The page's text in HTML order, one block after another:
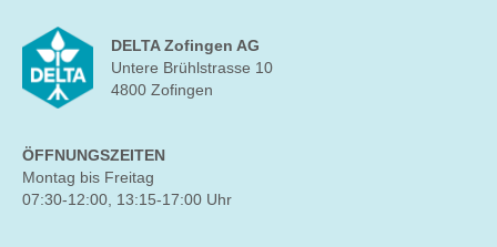
DELTA Zofingen AG
Untere Brühlstrasse 10
4800 Zofingen
ÖFFNUNGSZEITEN
Montag bis Freitag
07:30-12:00, 13:15-17:00 Uhr